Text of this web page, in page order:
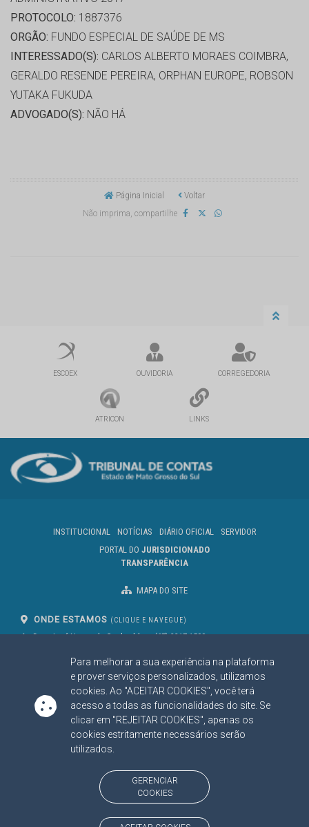
Para melhorar a sua experiência na plataforma
e prover serviços personalizados, utilizamos
cookies. Ao "ACEITAR COOKIES", você terá
acesso a todas as funcionalidades do site. Se
clicar em "REJEITAR COOKIES", apenas os
cookies estritamente necessários serão
utilizados.
GERENCIAR
COOKIES
PROTOCOLO: 1887376
ORGÃO: FUNDO ESPECIAL DE SAÚDE DE MS
INTERESSADO(S): CARLOS ALBERTO MORAES COIMBRA,
GERALDO RESENDE PEREIRA, ORPHAN EUROPE, ROBSON
YUTAKA FUKUDA
ADVOGADO(S): NÃO HÁ
Página Inicial
Voltar
Não imprima, compartilhe
ESCOEX OUVIDORIA CORREGEDORIA
ATRICON LINKS
INSTITUCIONAL NOTÍCIAS DIÁRIO OFICIAL
SERVIDOR
PORTAL DO JURISDICIONADO
TRANSPARÊNCIA
MAPA DO SITE
ONDE ESTAMOS (CLIQUE E NAVEGUE)
Av. Des. José Nunes da Cunha, bloco
Campo Grande/MS
CEP: 79031-310
(67) 3317-1500
SIGA NOSSAS REDES SOCIAIS
Linked InYoutube
Facebook
X
BAIXE NOSSO APLICATIVO